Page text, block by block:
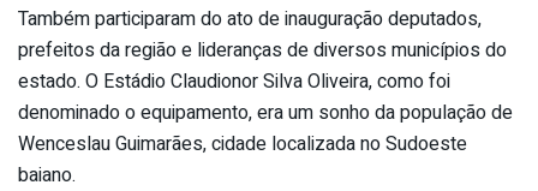
Também participaram do ato de inauguração deputados,
prefeitos da região e lideranças de diversos municípios do
estado. O Estádio Claudionor Silva Oliveira, como foi
denominado o equipamento, era um sonho da população de
Wenceslau Guimarães, cidade localizada no Sudoeste
baiano.